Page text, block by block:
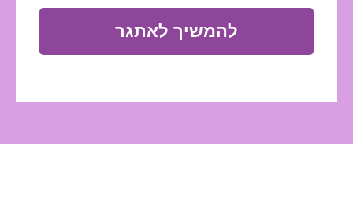
להמשיך לאתגר